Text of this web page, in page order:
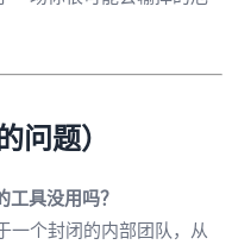
问题）
工具没用吗？
一个封闭的内部团队，从